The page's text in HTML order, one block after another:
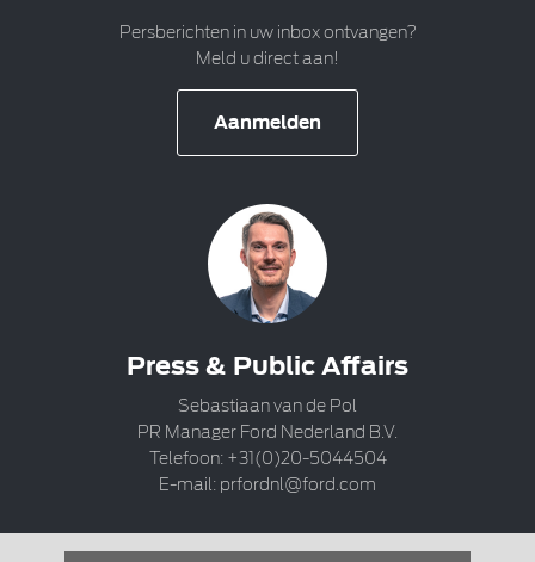
Persberichten in uw inbox ontvangen?
Meld u direct aan!
Aanmelden
Press & Public Affairs
Sebastiaan van de Pol
PR Manager Ford Nederland B.V.
Telefoon: +31(0)20-5044504
E-mail: prfordnl@ford.com